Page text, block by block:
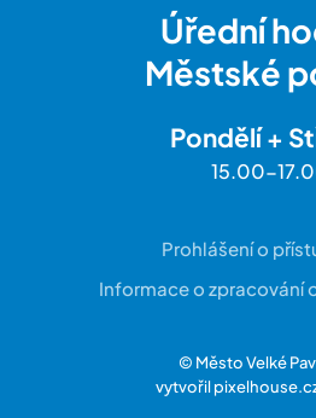
Úřední
Městské
Pondělí +
15.00-
Prohlášení o
Informace o zpracování
© Město Velké
vytvořil